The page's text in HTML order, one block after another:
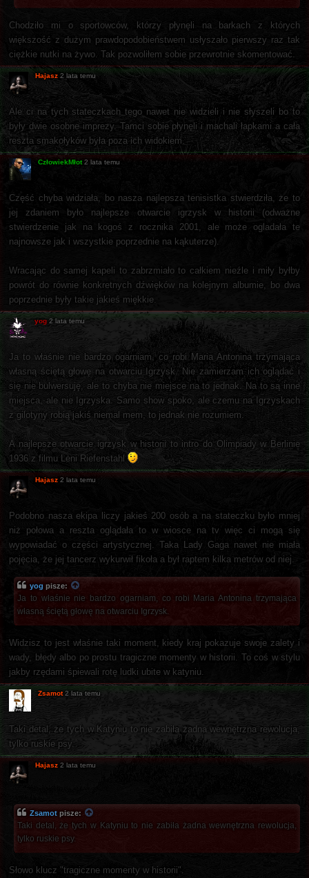
Chodziło mi o sportowców, którzy płynęli na barkach z których
większość z dużym prawdopodobieństwem usłyszało pierwszy raz tak
ciężkie nutki na żywo. Tak pozwoliłem sobie przewrotnie skomentować.
Hajasz 2 lata temu
Ale ci na tych stateczkach tego nawet nie widzieli i nie słyszeli bo to
były dwie osobne imprezy. Tamci sobie płynęli i machali łapkami a cała
reszta smakołyków była poza ich widokiem.
CzłowiekMłot 2 lata temu
Część chyba widziała, bo nasza najlepsza tenisistka stwierdziła, że to
jej zdaniem było najlepsze otwarcie igrzysk w historii (odważne
stwierdzenie jak na kogoś z rocznika 2001, ale może ogladała te
najnowsze jak i wszystkie poprzednie na kąkuterze).
Wracając do samej kapeli to zabrzmiało to całkiem nieźle i miły byłby
powrót do równie konkretnych dźwięków na kolejnym albumie, bo dwa
poprzednie były takie jakieś miękkie.
yog 2 lata temu
Ja to właśnie nie bardzo ogarniam, co robi Maria Antonina trzymająca
własną ściętą głowę na otwarciu Igrzysk. Nie zamierzam ich oglądać i
się nie bulwersuję, ale to chyba nie miejsce na to jednak. Na to są inne
miejsca, ale nie Igrzyska. Samo show spoko, ale czemu na Igrzyskach
z gilotyny robią jakiś niemal mem, to jednak nie rozumiem.
A najlepsze otwarcie igrzysk w historii to intro do Olimpiady w Berlinie
1936 z filmu Leni Riefenstahl
Hajasz 2 lata temu
Podobno nasza ekipa liczy jakieś 200 osób a na stateczku było mniej
niż połowa a reszta oglądała to w wiosce na tv więc ci mogą się
wypowiadać o części artystycznej. Taka Lady Gaga nawet nie miała
pojęcia, że jej tancerz wykurwił fikoła a był raptem kilka metrów od niej.
yog pisze:
Ja to właśnie nie bardzo ogarniam, co robi Maria Antonina trzymająca
własną ściętą głowę na otwarciu Igrzysk.
Widzisz to jest właśnie taki moment, kiedy kraj pokazuje swoje zalety i
wady, błędy albo po prostu tragiczne momenty w historii. To coś w stylu
jakby rzędami śpiewali rotę ludki ubite w katyniu.
Zsamot 2 lata temu
Taki detal, że tych w Katyniu to nie zabiła żadna wewnętrzna rewolucja,
tylko ruskie psy.
Hajasz 2 lata temu
Zsamot pisze:
Taki detal, że tych w Katyniu to nie zabiła żadna wewnętrzna rewolucja,
tylko ruskie psy.
Słowo klucz "tragiczne momenty w historii".